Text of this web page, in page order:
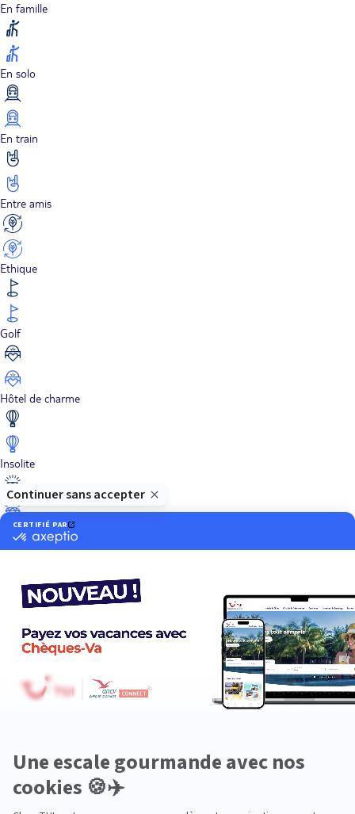
En famille
En solo
En train
Entre amis
Ethique
Golf
Hôtel de charme
Insolite
Luxe
Nature
Premium